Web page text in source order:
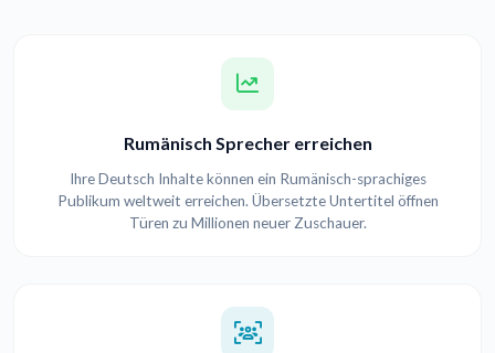
Rumänisch Sprecher erreichen
Ihre Deutsch Inhalte können ein Rumänisch-sprachiges
Publikum weltweit erreichen. Übersetzte Untertitel öffnen
Türen zu Millionen neuer Zuschauer.